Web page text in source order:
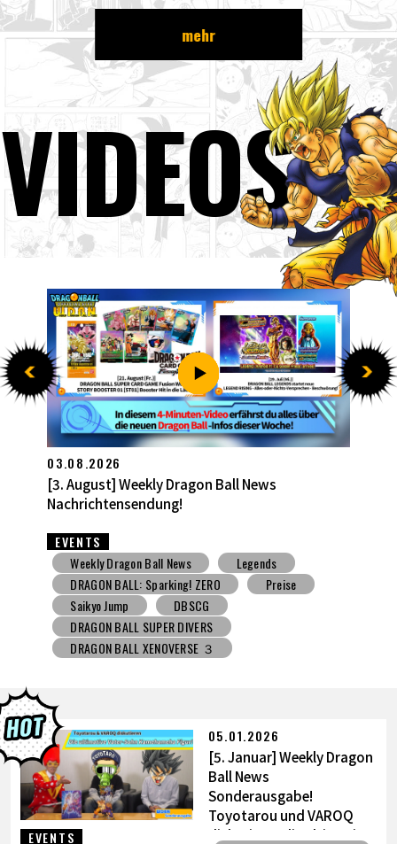
mehr
VIDEOS
27.07.2026
[27. Juli] Weekly Dragon Ball News -Sendung!
EVENTS
Weekly Dragon Ball News
Spielzeug mit Süßigkeiten
V Jump
DBSCG
DRAGON BALL SUPER DIVERS
DRAGON BALL XENOVERSE ３
DRAGON BALL GEKISHIN SQUADRA
Toyotarou hat's versucht zu zeichnen
DRAGON BALL: Sparking! ZERO
Gashapon
BANDAI
EVENTS
05.01.2026
[5. Januar] Weekly Dragon
Ball News
Sonderausgabe!
Toyotarou und VAROQ
diskutieren die ultimative